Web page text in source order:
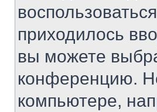
приходилось
вы можете
конференцию.
компьютере,